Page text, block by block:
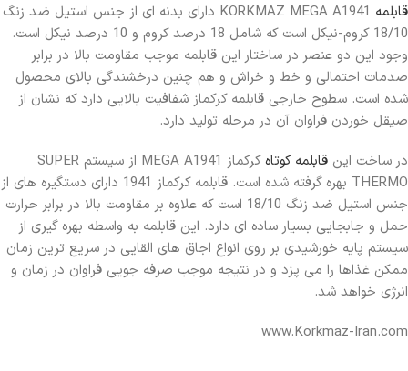
قابلمه
KORKMAZ MEGA A1941 دارای بدنه ای از جنس استیل ضد زنگ
18/10 کروم-نیکل است که شامل 18 درصد کروم و 10 درصد نیکل است.
وجود این دو عنصر در ساختار این قابلمه موجب مقاومت بالا در برابر
صدمات احتمالی و خط و خراش و هم چنین درخشندگی بالای محصول
شده است. سطوح خارجی قابلمه کرکماز شفافیت بالایی دارد که نشان از
صیقل خوردن فراوان آن در مرحله تولید دارد.
در ساخت این قابلمه کوتاه
کرکماز MEGA A1941 از سیستم SUPER
THERMO بهره گرفته شده است. قابلمه کرکماز 1941 دارای دستگیره های از
جنس استیل ضد زنگ 18/10 است که علاوه بر مقاومت بالا در برابر حرارت
حمل و جابجایی بسیار ساده ای دارد. این قابلمه به واسطه بهره گیری از
سیستم پایه خورشیدی بر روی انواع اجاق های القایی در سریع ترین زمان
ممکن غذاها را می پزد و در نتیجه موجب صرفه جویی فراوان در زمان و
انرژی خواهد شد.
www.Korkmaz-Iran.com